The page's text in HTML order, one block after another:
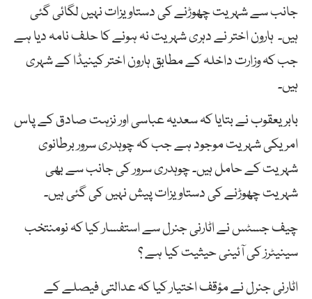
جانب سے شہریت چھوڑنے کی دستاویزات نہیں لگائی گئی
ہیں۔ ہارون اختر نے دہری شہریت نہ ہونے کا حلف نامہ دیا ہے
جب کہ وزارت داخلہ کے مطابق ہارون اختر کینیڈا کے شہری
ہیں۔
بابر یعقوب نے بتایا کہ سعدیہ عباسی اور نزہت صادق کے پاس
امریکی شہریت موجود ہے جب کہ چوہدری سرور برطانوی
شہریت کے حامل ہیں۔ چوہدری سرور کی جانب سے بھی
شہریت چھوڑنے کی دستاویزات پیش نہیں کی گئی ہیں۔
چیف جسٹس نے اٹارنی جنرل سے استفسار کیا کہ نومنتخب
سینیٹرز کی آئینی حیثیت کیا ہے ؟
اٹارنی جنرل نے مؤقف اختیار کیا کہ عدالتی فیصلے کے